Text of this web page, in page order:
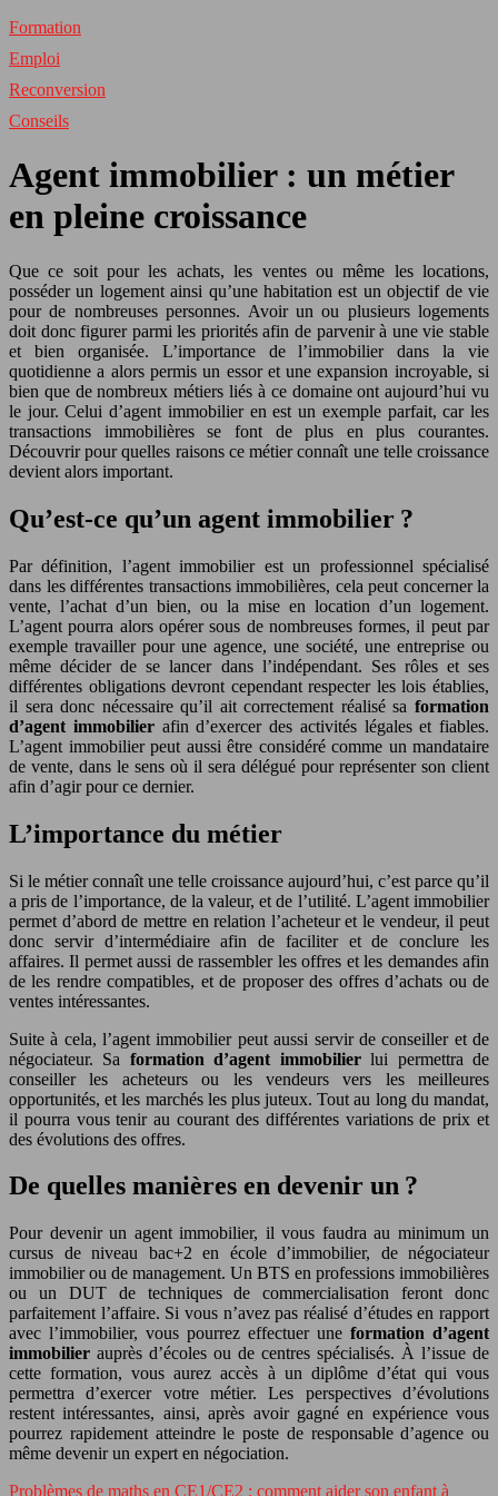
Formation
Emploi
Reconversion
Conseils
Agent immobilier : un métier
en pleine croissance
Que ce soit pour les achats, les ventes ou même les locations,
posséder un logement ainsi qu’une habitation est un objectif de vie
pour de nombreuses personnes. Avoir un ou plusieurs logements
doit donc figurer parmi les priorités afin de parvenir à une vie stable
et bien organisée. L’importance de l’immobilier dans la vie
quotidienne a alors permis un essor et une expansion incroyable, si
bien que de nombreux métiers liés à ce domaine ont aujourd’hui vu
le jour. Celui d’agent immobilier en est un exemple parfait, car les
transactions immobilières se font de plus en plus courantes.
Découvrir pour quelles raisons ce métier connaît une telle croissance
devient alors important.
Qu’est-ce qu’un agent immobilier ?
Par définition, l’agent immobilier est un professionnel spécialisé
dans les différentes transactions immobilières, cela peut concerner la
vente, l’achat d’un bien, ou la mise en location d’un logement.
L’agent pourra alors opérer sous de nombreuses formes, il peut par
exemple travailler pour une agence, une société, une entreprise ou
même décider de se lancer dans l’indépendant. Ses rôles et ses
différentes obligations devront cependant respecter les lois établies,
il sera donc nécessaire qu’il ait correctement réalisé sa formation
d’agent immobilierafin d’exercer des activités légales et fiables.
L’agent immobilier peut aussi être considéré comme un mandataire
de vente, dans le sens où il sera délégué pour représenter son client
afin d’agir pour ce dernier.
L’importance du métier
Si le métier connaît une telle croissance aujourd’hui, c’est parce qu’il
a pris de l’importance, de la valeur, et de l’utilité. L’agent immobilier
permet d’abord de mettre en relation l’acheteur et le vendeur, il peut
donc servir d’intermédiaire afin de faciliter et de conclure les
affaires. Il permet aussi de rassembler les offres et les demandes afin
de les rendre compatibles, et de proposer des offres d’achats ou de
ventes intéressantes.
Suite à cela, l’agent immobilier peut aussi servir de conseiller et de
négociateur. Sa formation d’agent immobilierlui permettra de
conseiller les acheteurs ou les vendeurs vers les meilleures
opportunités, et les marchés les plus juteux. Tout au long du mandat,
il pourra vous tenir au courant des différentes variations de prix et
des évolutions des offres.
De quelles manières en devenir un ?
Pour devenir un agent immobilier, il vous faudra au minimum un
cursus de niveau bac+2 en école d’immobilier, de négociateur
immobilier ou de management. Un BTS en professions immobilières
ou un DUT de techniques de commercialisation feront donc
parfaitement l’affaire. Si vous n’avez pas réalisé d’études en rapport
avec l’immobilier, vous pourrez effectuer une formation d’agent
immobilier auprès d’écoles ou de centres spécialisés. À l’issue de
cette formation, vous aurez accès à un diplôme d’état qui vous
permettra d’exercer votre métier. Les perspectives d’évolutions
restent intéressantes, ainsi, après avoir gagné en expérience vous
pourrez rapidement atteindre le poste de responsable d’agence ou
même devenir un expert en négociation.
Problèmes de maths en CE1/CE2 : comment aider son enfant à